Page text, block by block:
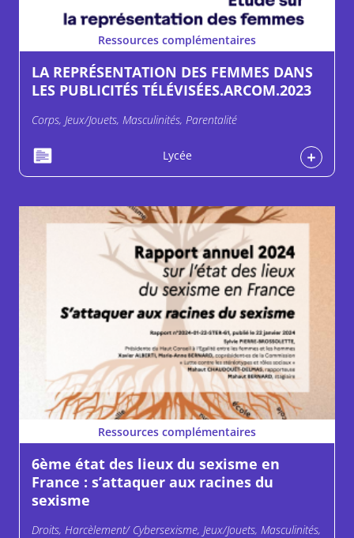
Ressources complémentaires
LA REPRÉSENTATION DES FEMMES DANS
LES PUBLICITÉS TÉLÉVISÉES.ARCOM.2023
Corps, Jeux/Jouets, Masculinités, Parentalité
Lycée
Ressources complémentaires
6ème état des lieux du sexisme en
France : s’attaquer aux racines du
sexisme
Droits, Harcèlement/ Cybersexisme, Jeux/Jouets, Masculinités,